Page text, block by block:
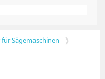
Sägemaschinen